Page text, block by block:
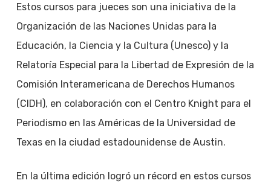
Estos cursos para jueces son una iniciativa de la
Organización de las Naciones Unidas para la
Educación, la Ciencia y la Cultura (Unesco) y la
Relatoría Especial para la Libertad de Expresión de la
Comisión Interamericana de Derechos Humanos
(CIDH), en colaboración con el Centro Knight para el
Periodismo en las Américas de la Universidad de
Texas en la ciudad estadounidense de Austin.
En la última edición logró un récord en estos cursos